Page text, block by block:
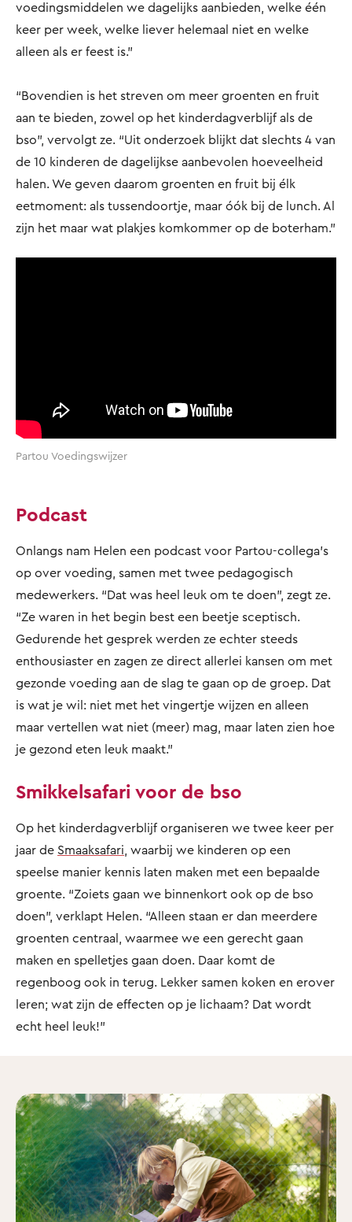
voedingsmiddelen we dagelijks aanbieden, welke één
keer per week, welke liever helemaal niet en welke
alleen als er feest is.”
“Bovendien is het streven om meer groenten en fruit
aan te bieden, zowel op het kinderdagverblijf als de
bso”, vervolgt ze. “Uit onderzoek blijkt dat slechts 4 van
de 10 kinderen de dagelijkse aanbevolen hoeveelheid
halen. We geven daarom groenten en fruit bij élk
eetmoment: als tussendoortje, maar óók bij de lunch. Al
zijn het maar wat plakjes komkommer op de boterham.”
Partou Voedingswijzer
Podcast
Onlangs nam Helen een podcast voor Partou-collega's
op over voeding, samen met twee pedagogisch
medewerkers. “Dat was heel leuk om te doen”, zegt ze.
“Ze waren in het begin best een beetje sceptisch.
Gedurende het gesprek werden ze echter steeds
enthousiaster en zagen ze direct allerlei kansen om met
gezonde voeding aan de slag te gaan op de groep. Dat
is wat je wil: niet met het vingertje wijzen en alleen
maar vertellen wat niet (meer) mag, maar laten zien hoe
je gezond eten leuk maakt.”
Smikkelsafari voor de bso
Op het kinderdagverblijf organiseren we twee keer per
jaar de Smaaksafari, waarbij we kinderen op een
speelse manier kennis laten maken met een bepaalde
groente. “Zoiets gaan we binnenkort ook op de bso
doen”, verklapt Helen. “Alleen staan er dan meerdere
groenten centraal, waarmee we een gerecht gaan
maken en spelletjes gaan doen. Daar komt de
regenboog ook in terug. Lekker samen koken en erover
leren; wat zijn de effecten op je lichaam? Dat wordt
echt heel leuk!”